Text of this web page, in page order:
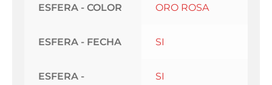
ESFERA - COLOR ORO ROSA
ESFERA - FECHA SI
ESFERA -
SI